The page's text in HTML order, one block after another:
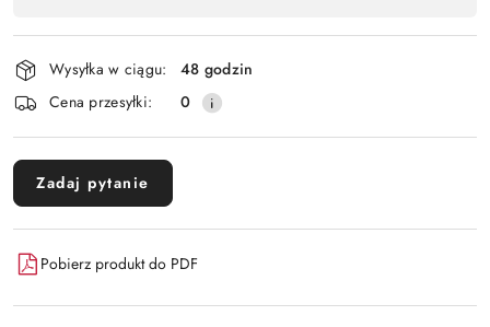
płatność
i
dostawa
Wysyłka w ciągu:
48 godzin
Cena przesyłki:
0
Zadaj pytanie
Pobierz produkt do PDF